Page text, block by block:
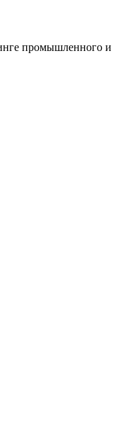
промышленного и